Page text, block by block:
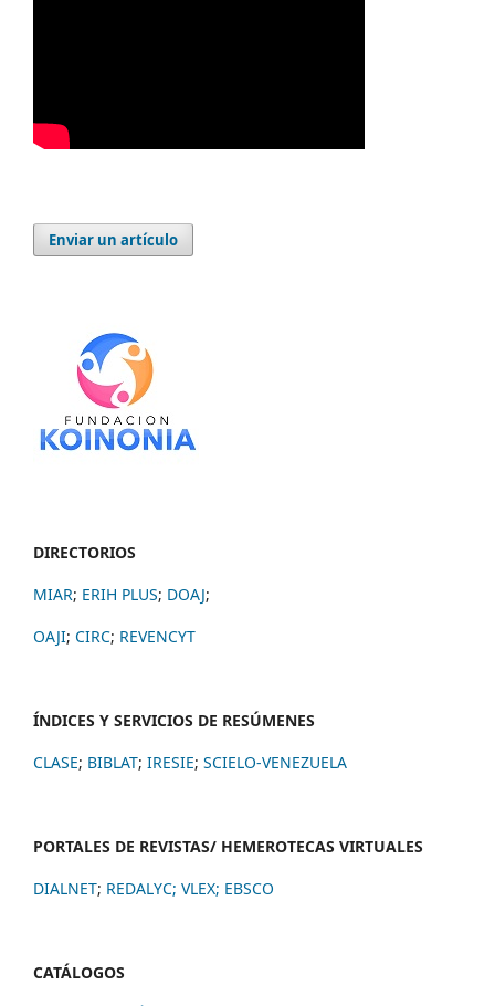
Enviar un artículo
DIRECTORIOS
MIAR; ERIH PLUS; DOAJ;
OAJI; CIRC; REVENCYT
ÍNDICES Y SERVICIOS DE RESÚMENES
CLASE; BIBLAT; IRESIE; SCIELO-VENEZUELA
PORTALES DE REVISTAS/ HEMEROTECAS VIRTUALES
DIALNET; REDALYC; VLEX; EBSCO
CATÁLOGOS